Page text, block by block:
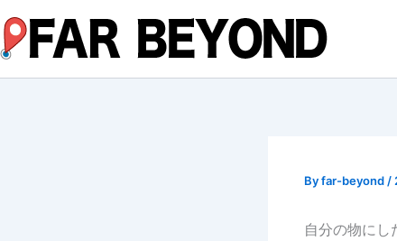
容
を
ス
Byfar-beyond /
自分の物に